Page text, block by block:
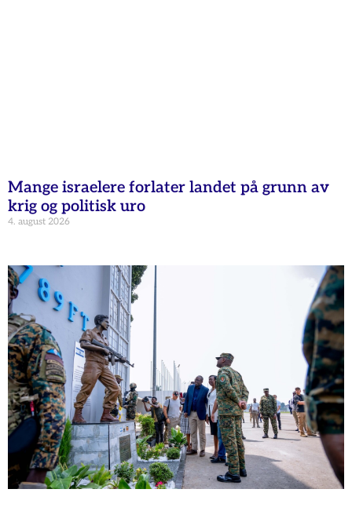
Mange israelere forlater landet på grunn av
krig og politisk uro
4. august 2026